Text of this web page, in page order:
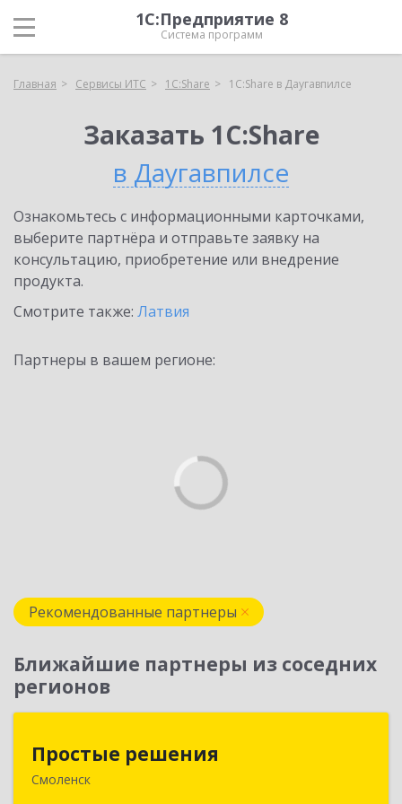
1С:Предприятие 8
Система программ
Главная Сервисы ИТС 1С:Share 1С:Share в Даугавпилсе
Заказать 1С:Share
в Даугавпилсе
Ознакомьтесь с информационными карточками,
выберите партнёра и отправьте заявку на
консультацию, приобретение или внедрение
продукта.
Смотрите также: Латвия
Партнеры в вашем регионе:
Рекомендованные партнеры
Ближайшие партнеры из соседних
регионов
Простые решения
Смоленск
214015, Смоленская обл, Смоленск г, Большая